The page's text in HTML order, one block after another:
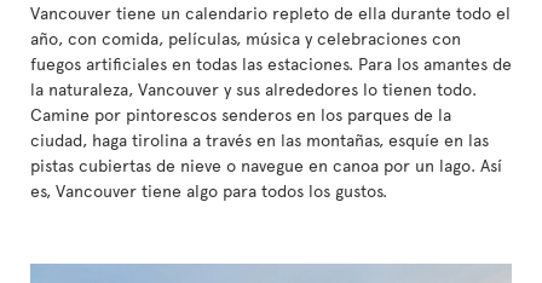
Vancouver tiene un calendario repleto de ella durante todo el
año, con comida, películas, música y celebraciones con
fuegos artificiales en todas las estaciones. Para los amantes de
la naturaleza, Vancouver y sus alrededores lo tienen todo.
Camine por pintorescos senderos en los parques de la
ciudad, haga tirolina a través en las montañas, esquíe en las
pistas cubiertas de nieve o navegue en canoa por un lago. Así
es, Vancouver tiene algo para todos los gustos.